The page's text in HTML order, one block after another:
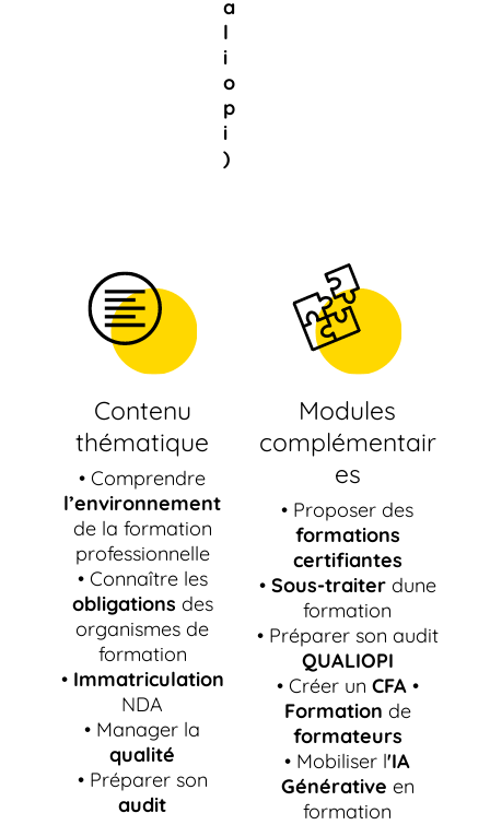
a
l
i
o
p
i
)
Contenu
thématique
• Comprendre
l’environnement
de la formation
professionnelle
• Connaître les
obligations des
organismes de
formation
• Immatriculation
NDA
• Manager la
qualité
• Préparer son
audit
Modules
complémentair
es
• Proposer des
formations
certifiantes
• Sous-traiterdune
formation
• Préparer son audit
QUALIOPI
• Créer un CFA•
Formation de
formateurs
• Mobiliser l'IA
Générative en
formation